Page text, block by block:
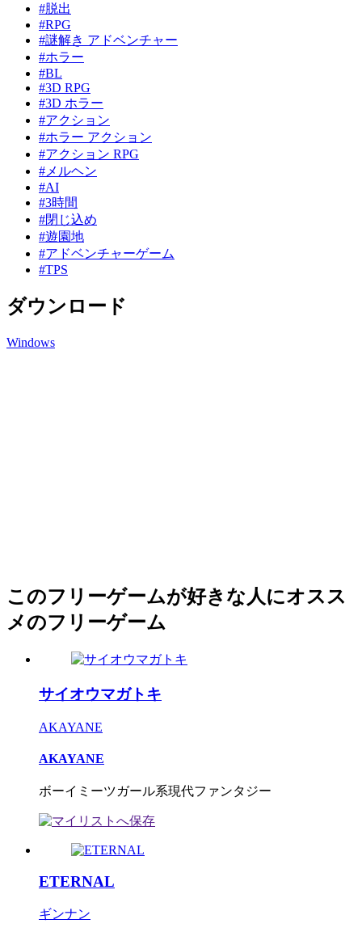
#脱出
#RPG
#謎解き アドベンチャー
#ホラー
#BL
#3D RPG
#3D ホラー
#アクション
#ホラー アクション
#アクション RPG
#メルヘン
#AI
#3時間
#閉じ込め
#遊園地
#アドベンチャーゲーム
#TPS
ダウンロード
Windows
このフリーゲームが好きな人にオスス
メのフリーゲーム
サイオウマガトキ
AKAYANE
AKAYANE
ボーイミーツガール系現代ファンタジー
ETERNAL
ギンナン